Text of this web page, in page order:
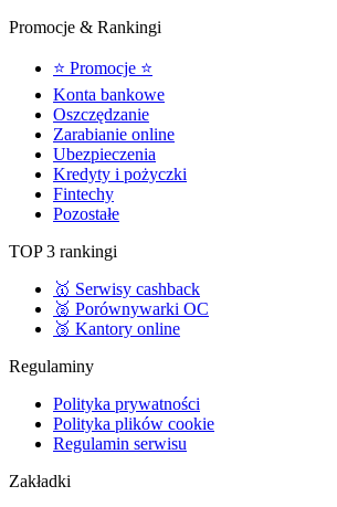
Promocje & Rankingi
⭐ Promocje ⭐
Konta bankowe
Oszczędzanie
Zarabianie online
Ubezpieczenia
Kredyty i pożyczki
Fintechy
Pozostałe
TOP 3 rankingi
🥇 Serwisy cashback
🥈 Porównywarki OC
🥉 Kantory online
Regulaminy
Polityka prywatności
Polityka plików cookie
Regulamin serwisu
Zakładki